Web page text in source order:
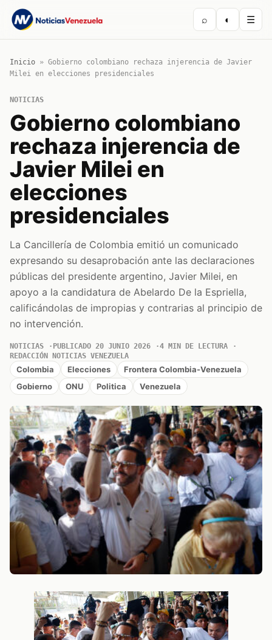
⌕ ◐ ☰
Inicio » Gobierno colombiano rechaza injerencia de Javier
Milei en elecciones presidenciales
NOTICIAS
Gobierno colombiano
rechaza injerencia de
Javier Milei en
elecciones
presidenciales
La Cancillería de Colombia emitió un comunicado
expresando su desaprobación ante las declaraciones
públicas del presidente argentino, Javier Milei, en
apoyo a la candidatura de Abelardo De la Espriella,
calificándolas de impropias y contrarias al principio de
no intervención.
NOTICIAS PUBLICADO 20 JUNIO 2026
4 MIN DE LECTURA
REDACCIÓN NOTICIAS VENEZUELA
Colombia Elecciones
Frontera Colombia-Venezuela
Gobierno
ONU Politica Venezuela